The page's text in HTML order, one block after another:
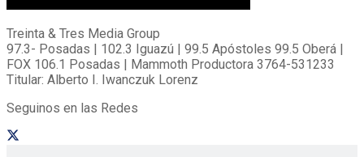
Treinta & Tres Media Group
97.3- Posadas | 102.3 Iguazú | 99.5 Apóstoles 99.5 Oberá |
FOX 106.1 Posadas | Mammoth Productora 3764-531233
Titular: Alberto I. Iwanczuk Lorenz
Seguinos en las Redes